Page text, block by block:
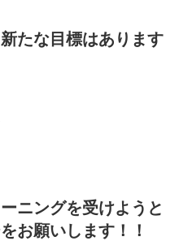
たな目標はあります
ニングを受けようと
お願いします！！